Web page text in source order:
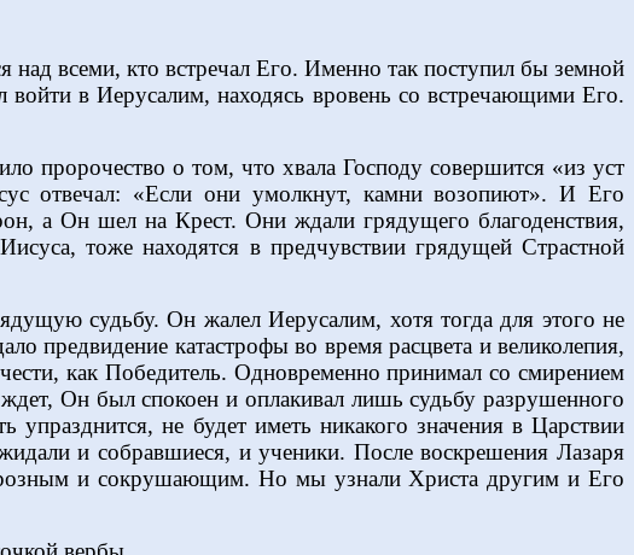
всеми, кто встречал Его. Именно так поступил бы земной
в Иерусалим, находясь вровень со встречающими Его.
пророчество о том, что хвала Господу совершится «из уст
отвечал: «Если они умолкнут, камни возопиют». И Его
а Он шел на Крест. Они ждали грядущего благоденствия,
тоже находятся в предчувствии грядущей Страстной
судьбу. Он жалел Иерусалим, хотя тогда для этого не
предвидение катастрофы во время расцвета и великолепия,
как Победитель. Одновременно принимал со смирением
Он был спокоен и оплакивал лишь судьбу разрушенного
не будет иметь никакого значения в Царствии
и собравшиеся, и ученики. После воскрешения Лазаря
грозным и сокрушающим. Но мы узнали Христа другим и Его